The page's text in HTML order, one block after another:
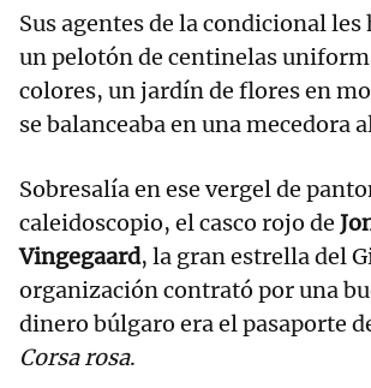
Sus agentes de la condicional
un pelotón de centinelas
colores, un jardín de flores en
se balanceaba en una mecedora
Sobresalía en ese vergel de
caleidoscopio, el casco rojo de
Vingegaard, la gran estrella del
organización contrató por una
dinero búlgaro era el pasaporte
Corsa rosa.